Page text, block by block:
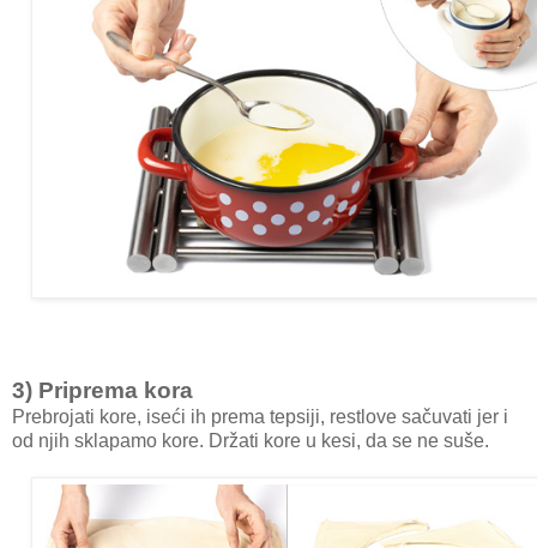
3) Priprema kora
Prebrojati kore, iseći ih prema tepsiji, restlove sačuvati jer i
od njih sklapamo kore. Držati kore u kesi, da se ne suše.